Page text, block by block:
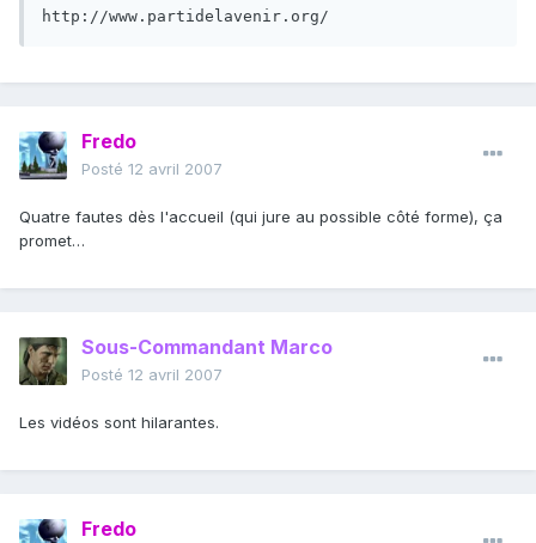
http://www.partidelavenir.org/
Fredo
Posté 12 avril 2007
Quatre fautes dès l'accueil (qui jure au possible côté forme), ça
promet…
Sous-Commandant Marco
Posté 12 avril 2007
Les vidéos sont hilarantes.
Fredo